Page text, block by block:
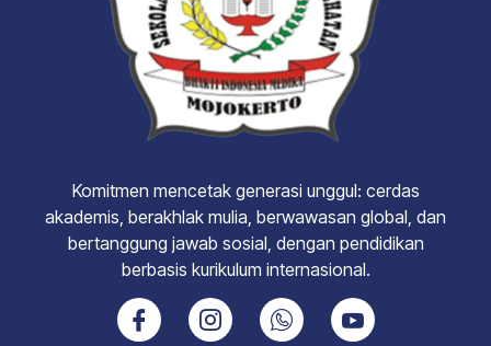
Komitmen mencetak generasi unggul: cerdas
akademis, berakhlak mulia, berwawasan global, dan
bertanggung jawab sosial, dengan pendidikan
berbasis kurikulum internasional.